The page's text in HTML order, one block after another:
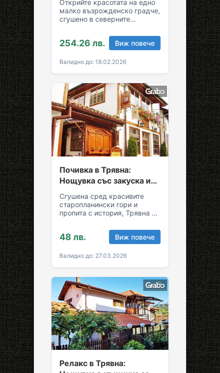
Открийте красотата на едно
малко възрожденско градче,
сгушено в северните
За вашия комфортен престой
в Трявна…
254.26 лв. Виж повече
Валидно до: 18.02.2026
Почивка в Трявна:
Нощувка със закуска и
възможност за обяд и
вечеря
Сгушена сред красивите
старопланински гори и
пропита с история, Трявна е
спокойствие и култура!
Грабни ваучер за…
48 лв. Виж повече
Валидно до: 27.03.2026
Релакс в Трявна: